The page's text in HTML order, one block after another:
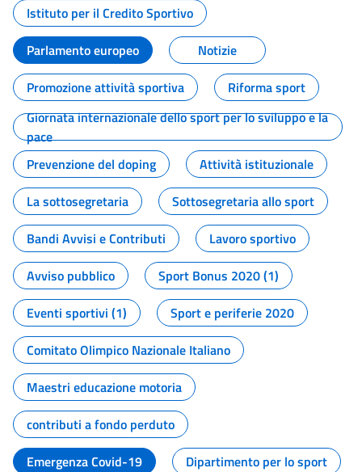
Istituto per il Credito Sportivo
Parlamento europeo
Notizie
Promozione attività sportiva
Riforma sport
Giornata internazionale dello sport per lo sviluppo e la
pace
Prevenzione del doping
Attività istituzionale
La sottosegretaria
Sottosegretaria allo sport
Bandi Avvisi e Contributi
Lavoro sportivo
Avviso pubblico
Sport Bonus 2020 (1)
Eventi sportivi (1)
Sport e periferie 2020
Comitato Olimpico Nazionale Italiano
Maestri educazione motoria
contributi a fondo perduto
Emergenza Covid-19
Dipartimento per lo sport